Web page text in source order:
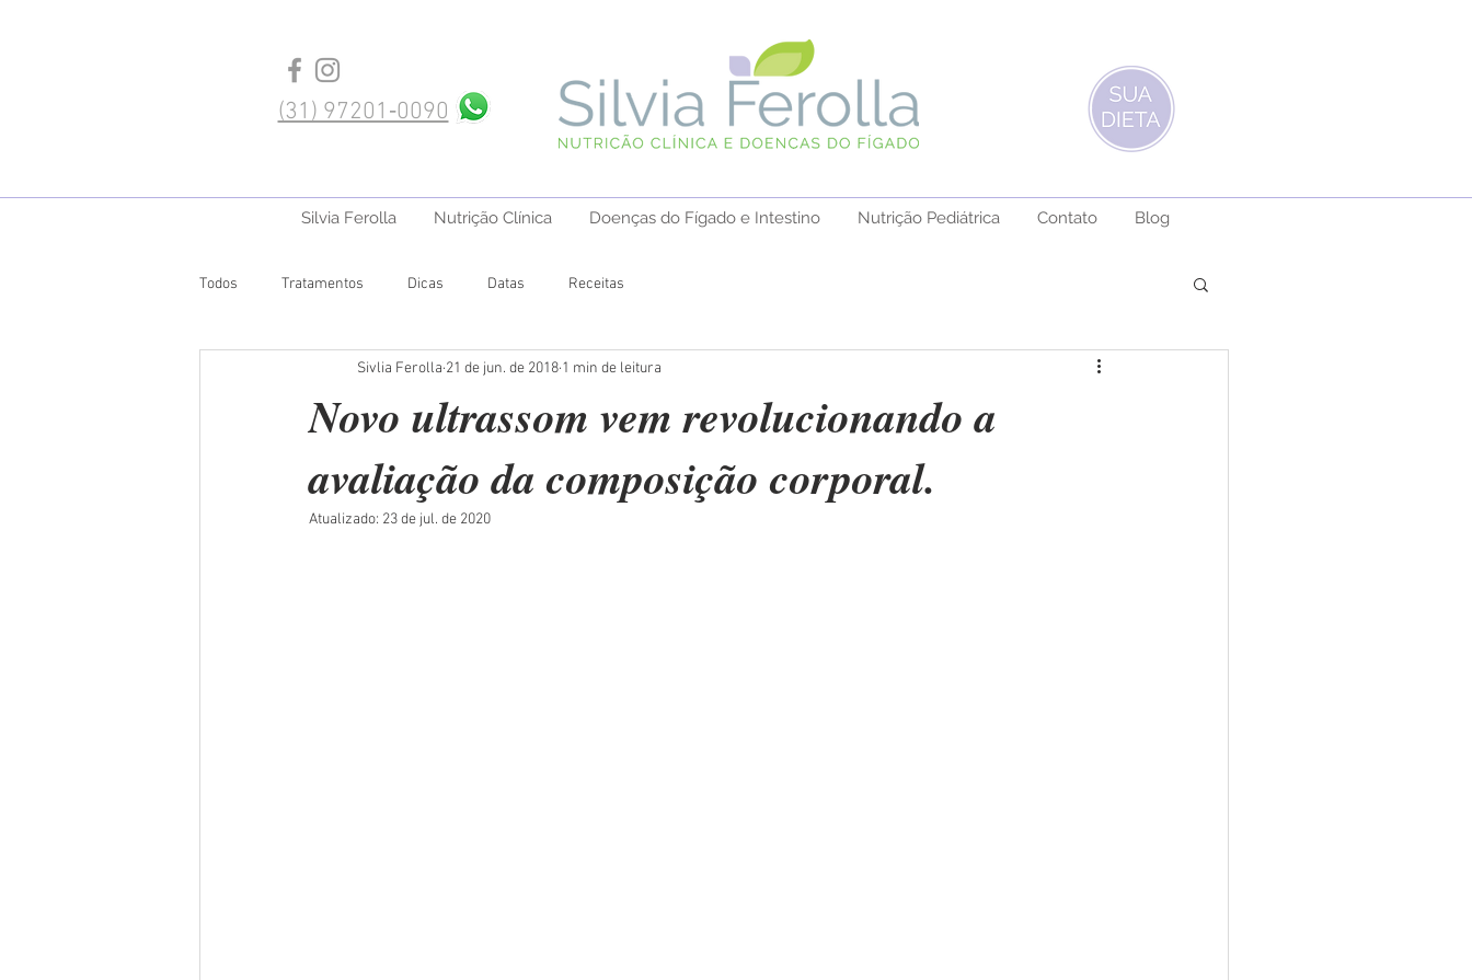
(‪31) 97201‑0090‬
Silvia Ferolla Nutrição Clínica Doenças do Fígado e Intestino Nutrição Pediátrica Contato Blog
Todos Tratamentos Dicas Datas Receitas
Novo ultrassom vem revolucionando a
avaliação da composição corporal.
Sivlia Ferolla 21 de jun. de 2018 1 min de leitura
Atualizado: 23 de jul. de 2020